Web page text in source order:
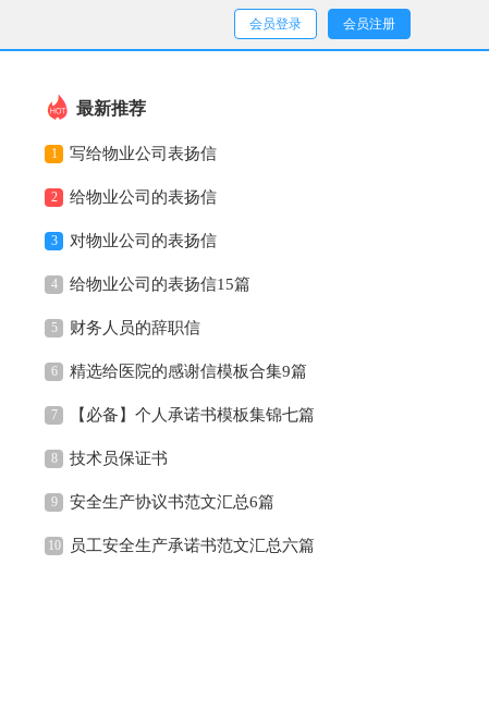
会员登录 会员注册
最新推荐
1 写给物业公司表扬信
2 给物业公司的表扬信
3 对物业公司的表扬信
4 给物业公司的表扬信15篇
5 财务人员的辞职信
6 精选给医院的感谢信模板合集9篇
7 【必备】个人承诺书模板集锦七篇
8 技术员保证书
9 安全生产协议书范文汇总6篇
10 员工安全生产承诺书范文汇总六篇